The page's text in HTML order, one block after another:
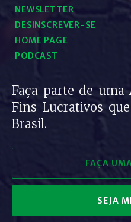
NEWSLETTER
DESINSCREVER-SE
HOME PAGE
PODCAST
Faça parte de uma
Fins Lucrativos
Brasil.
FAÇA
SEJA